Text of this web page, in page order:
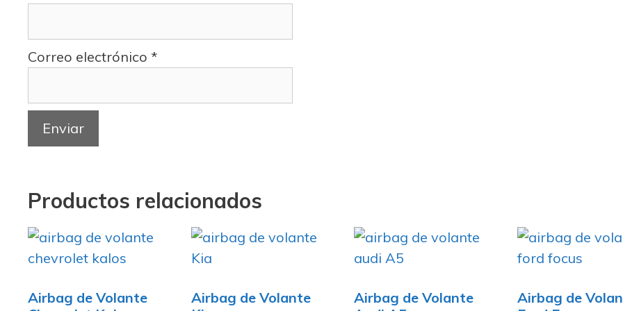
Correo electrónico *
Productos relacionados
Airbag de Volante
Airbag de Volante
Airbag de Volante
Airbag de